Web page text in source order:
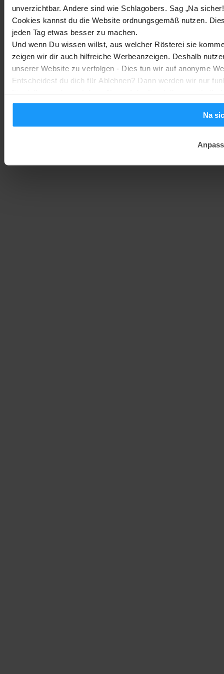
unverzichtbar. Andere sind wie Schlagobers. Sag „Na
Cookies kannst du die Website ordnungsgemäß nutzen.
jeden Tag etwas besser zu machen.
Und wenn Du wissen willst, aus welcher Rösterei sie
zeigen wir dir auch hilfreiche Werbeanzeigen. Deshalb
unserer Website zu verfolgen - Dies tun wir auf anonyme
Entscheidest du dich für Ablehnen? Dann werden wir nur
Na
Trends & Technologien Marc 2. August 2026
Homematic IP Kamera: Die neue Kamerafamilie im Überblick
Smarte Sicherheit -